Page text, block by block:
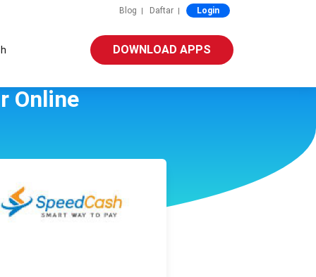
Blog | Daftar | Login
DOWNLOAD APPS
Online